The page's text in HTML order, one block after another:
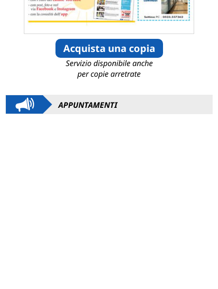
Acquista una copia
Servizio disponibile anche
per copie arretrate
APPUNTAMENTI